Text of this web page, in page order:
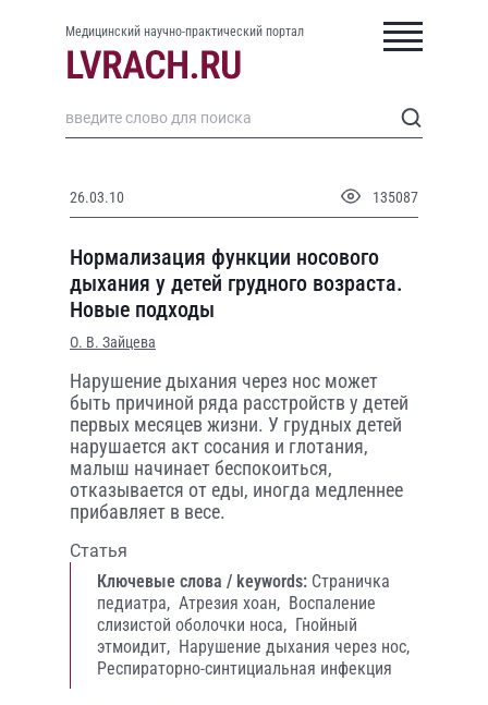
Медицинский научно-практический портал
26.03.10 135087
Нормализация функции носового
дыхания у детей грудного возраста.
Новые подходы
О. В. Зайцева
Нарушение дыхания через нос может
быть причиной ряда расстройств у детей
первых месяцев жизни. У грудных детей
нарушается акт сосания и глотания,
малыш начинает беспокоиться,
отказывается от еды, иногда медленнее
прибавляет в весе.
Статья
Ключевые слова / keywords: Страничка
педиатра, Атрезия хоан, Воспаление
слизистой оболочки носа, Гнойный
этмоидит, Нарушение дыхания через нос,
Респираторно-синтициальная инфекция